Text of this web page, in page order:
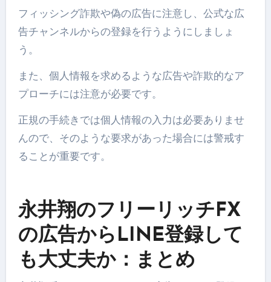
フィッシング詐欺や偽の広告に注意し、公式な広
告チャンネルからの登録を行うようにしましょ
う。
また、個人情報を求めるような広告や詐欺的なア
プローチには注意が必要です。
正規の手続きでは個人情報の入力は必要ありませ
んので、そのような要求があった場合には警戒す
ることが重要です。
永井翔のフリーリッチFX
の広告からLINE登録して
も大丈夫か：まとめ